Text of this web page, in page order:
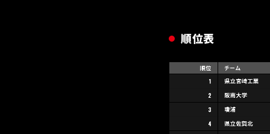
順位表